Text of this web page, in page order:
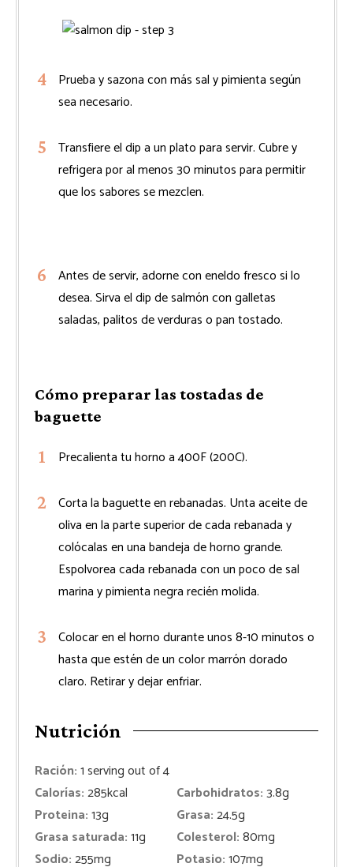
Prueba y sazona con más sal y pimienta según
sea necesario.
Transfiere el dip a un plato para servir. Cubre y
refrigera por al menos 30 minutos para permitir
que los sabores se mezclen.
Antes de servir, adorne con eneldo fresco si lo
desea. Sirva el dip de salmón con galletas
saladas, palitos de verduras o pan tostado.
Cómo preparar las tostadas de
baguette
Precalienta tu horno a 400F (200C).
Corta la baguette en rebanadas. Unta aceite de
oliva en la parte superior de cada rebanada y
colócalas en una bandeja de horno grande.
Espolvorea cada rebanada con un poco de sal
marina y pimienta negra recién molida.
Colocar en el horno durante unos 8-10 minutos o
hasta que estén de un color marrón dorado
claro. Retirar y dejar enfriar.
Nutrición
Ración:1serving out of 4
Calorías:285kcal Carbohidratos:3.8g
Proteina:13g Grasa:24.5g
Grasa saturada:11g Colesterol:80mg
Sodio:255mg Potasio:107mg